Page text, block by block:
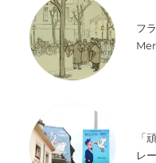
フ
「
レ